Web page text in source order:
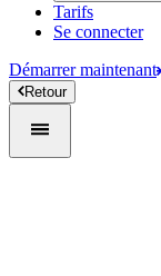
Tarifs
Se connecter
Démarrer maintenant
Retour